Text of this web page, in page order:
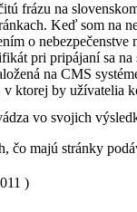
frázu na
Keď som na
o
pri pripájaní sa
na CMS
v ktorej by
vo svojich
čo majú stránky
)